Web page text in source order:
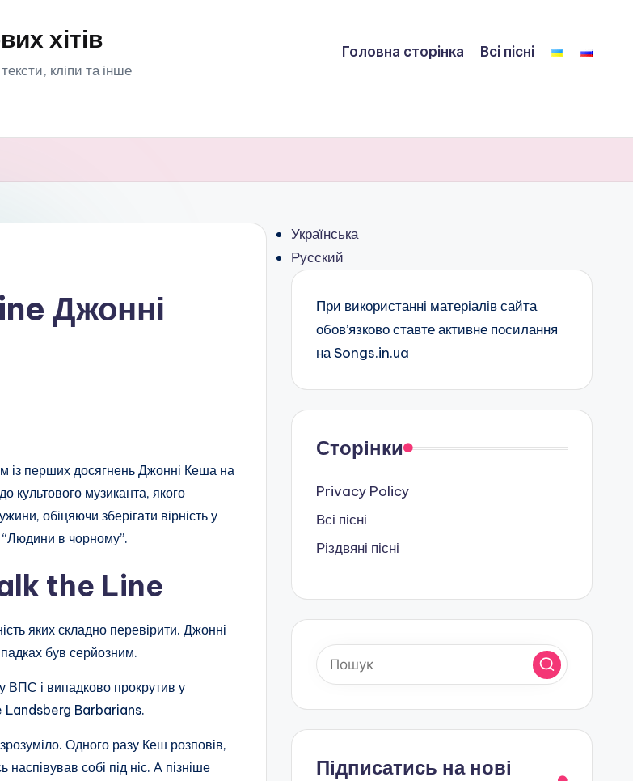
хітів
тексти, кліпи та інше
Головна сторінка Всі пісні
Джонні
із перших досягнень Джонні Кеша на
культового музиканта, якого
обіцяючи зберігати вірність у
“Людини в чорному”.
the Line
яких складно перевірити. Джонні
був серйозним.
ВПС і випадково прокрутив у
Landsberg Barbarians.
Одного разу Кеш розповів,
собі під ніс. А пізніше
Українська
Русский
При використанні матеріалів сайта
обов’язково ставте активне посилання
на Songs.in.ua
Сторінки
Privacy Policy
Всі пісні
Різдвяні пісні
Підписатись на нові